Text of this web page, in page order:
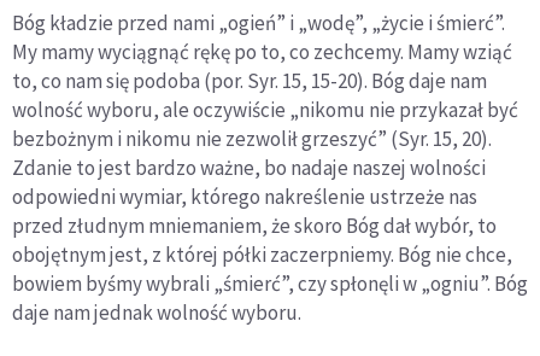
Bóg kładzie przed nami „ogień” i „wodę”, „życie i śmierć”.
My mamy wyciągnąć rękę po to, co zechcemy. Mamy wziąć
to, co nam się podoba (por. Syr. 15, 15-20). Bóg daje nam
wolność wyboru, ale oczywiście „nikomu nie przykazał być
bezbożnym i nikomu nie zezwolił grzeszyć” (Syr. 15, 20).
Zdanie to jest bardzo ważne, bo nadaje naszej wolności
odpowiedni wymiar, którego nakreślenie ustrzeże nas
przed złudnym mniemaniem, że skoro Bóg dał wybór, to
obojętnym jest, z której półki zaczerpniemy. Bóg nie chce,
bowiem byśmy wybrali „śmierć”, czy spłonęli w „ogniu”. Bóg
daje nam jednak wolność wyboru.